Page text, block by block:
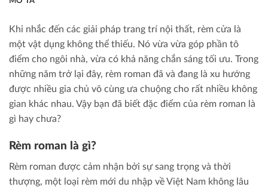
Khi nhắc đến các giải pháp trang trí nội thất, rèm cửa là
một vật dụng không thể thiếu. Nó vừa vừa góp phần tô
điểm cho ngôi nhà, vừa có khả năng chắn sáng tối ưu. Trong
những năm trở lại đây, rèm roman đã và đang là xu hướng
được nhiều gia chủ vô cùng ưa chuộng cho rất nhiều không
gian khác nhau. Vậy bạn đã biết đặc điểm của rèm roman là
gì hay chưa?
Rèm roman là gì?
Rèm roman được cảm nhận bởi sự sang trọng và thời
thượng, một loại rèm mới du nhập về Việt Nam không lâu